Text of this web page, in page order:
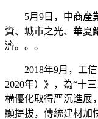
5月9日，中商產業
資、城市之光、華夏
濟。。。
2018年9月，工信
2020年）》，為“十
構優化取得严沉進展
顯提拔，傳統建材加